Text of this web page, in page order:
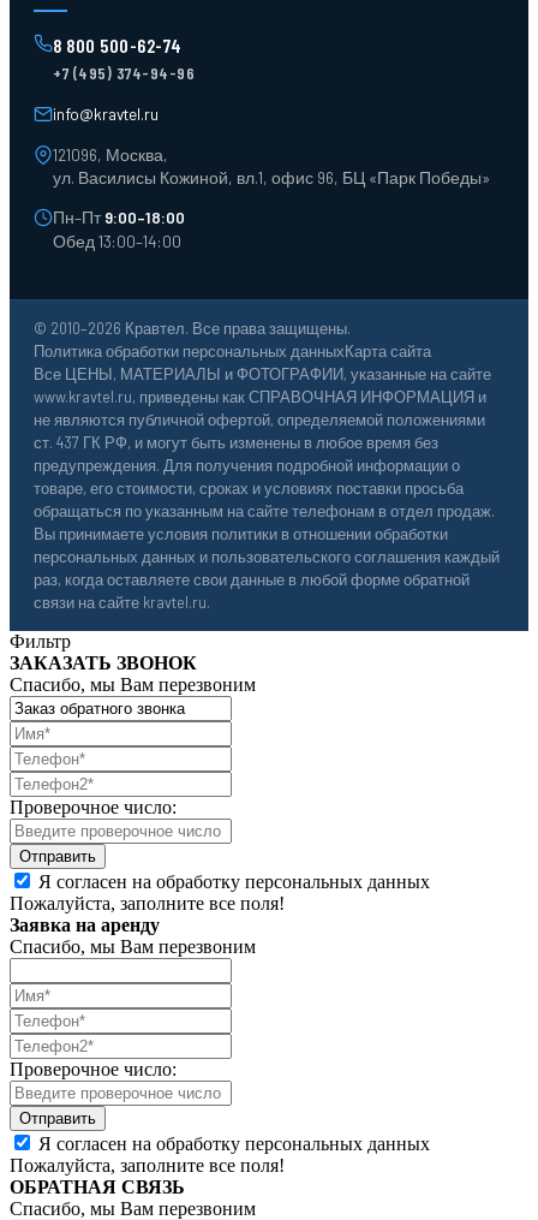
Поддоны
Ящики пластиковые
Тара пласт. и металл.
Тележки для склада
8 800 500-62-74
+7 (495) 374-94-96
info@kravtel.ru
121096, Москва,
ул. Василисы Кожиной, вл.1, офис 96, БЦ «Парк Победы»
Пн–Пт9:00–18:00
Обед 13:00–14:00
© 2010–2026 Кравтел. Все права защищены.
Политика обработки персональных данныхКарта сайта
Все ЦЕНЫ, МАТЕРИАЛЫ и ФОТОГРАФИИ, указанные на сайте
www.kravtel.ru, приведены как СПРАВОЧНАЯ ИНФОРМАЦИЯ и
не являются публичной офертой, определяемой положениями
ст. 437 ГК РФ, и могут быть изменены в любое время без
предупреждения. Для получения подробной информации о
товаре, его стоимости, сроках и условиях поставки просьба
обращаться по указанным на сайте телефонам в отдел продаж.
Вы принимаете условия политики в отношении обработки
персональных данных и пользовательского соглашения каждый
раз, когда оставляете свои данные в любой форме обратной
связи на сайте kravtel.ru.
Фильтр
ЗАКАЗАТЬ ЗВОНОК
Спасибо, мы Вам перезвоним
Проверочное число:
Я согласен на обработку персональных данных
Пожалуйста, заполните все поля!
Заявка на аренду
Спасибо, мы Вам перезвоним
Проверочное число:
Я согласен на обработку персональных данных
Пожалуйста, заполните все поля!
ОБРАТНАЯ СВЯЗЬ
Спасибо, мы Вам перезвоним